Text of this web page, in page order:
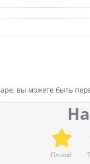
вы можете быть
Плохой